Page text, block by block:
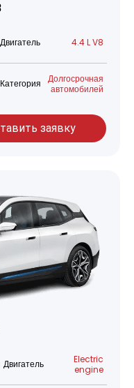
Двигатель 4.4 L V8
Категория
Долгосрочная
автомобилей
заявку
Двигатель
Electric
engine